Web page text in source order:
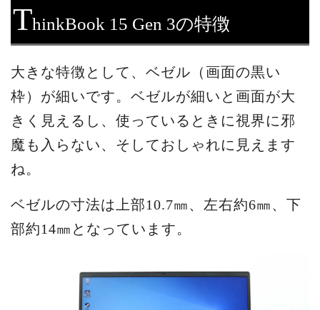
ThinkBook 15 Gen 3の特徴
大きな特徴として、ベゼル（画面の黒い
枠）が細いです。ベゼルが細いと画面が大
きく見えるし、使っているときに視界に邪
魔も入らない、そしておしゃれに見えます
ね。
ベゼルの寸法は上部10.7㎜、左右約6㎜、下
部約14㎜となっています。